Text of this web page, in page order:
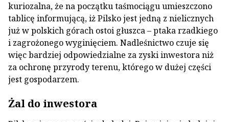
kuriozalna, że na początku taśmociągu umieszczono
tablicę informującą, iż Pilsko jest jedną z nielicznych
już w polskich górach ostoi głuszca – ptaka rzadkiego
i zagrożonego wyginięciem. Nadleśnictwo czuje się
więc bardziej odpowiedzialne za zyski inwestora niż
za ochronę przyrody terenu, którego w dużej części
jest gospodarzem.
Żal do inwestora